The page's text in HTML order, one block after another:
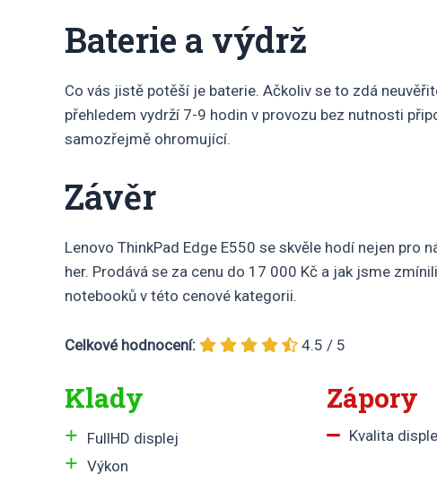
Baterie a výdrž
Co vás jistě potěší je baterie. Ačkoliv se to zdá
přehledem vydrží 7-9 hodin v provozu bez nutnosti
samozřejmě ohromující.
Závěr
Lenovo ThinkPad Edge E550 se skvěle hodí nejen pro
her. Prodává se za cenu do 17 000 Kč a jak jsme
notebooků v této cenové kategorii.
Celkové hodnocení: 4.5 / 5
Klady
FullHD displej
Výkon
Zápory
Kvalita